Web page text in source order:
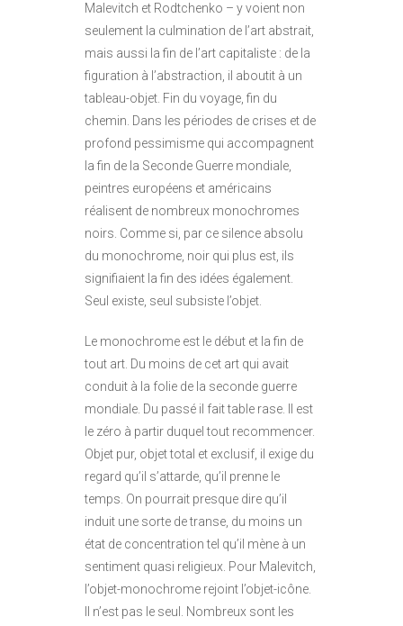
Malevitch et Rodtchenko – y voient non
seulement la culmination de l’art abstrait,
mais aussi la fin de l’art capitaliste : de la
figuration à l’abstraction, il aboutit à un
tableau-objet. Fin du voyage, fin du
chemin. Dans les périodes de crises et de
profond pessimisme qui accompagnent
la fin de la Seconde Guerre mondiale,
peintres européens et américains
réalisent de nombreux monochromes
noirs. Comme si, par ce silence absolu
du monochrome, noir qui plus est, ils
signifiaient la fin des idées également.
Seul existe, seul subsiste l’objet.
Le monochrome est le début et la fin de
tout art. Du moins de cet art qui avait
conduit à la folie de la seconde guerre
mondiale. Du passé il fait table rase. Il est
le zéro à partir duquel tout recommencer.
Objet pur, objet total et exclusif, il exige du
regard qu’il s’attarde, qu’il prenne le
temps. On pourrait presque dire qu’il
induit une sorte de transe, du moins un
état de concentration tel qu’il mène à un
sentiment quasi religieux. Pour Malevitch,
l’objet-monochrome rejoint l’objet-icône.
Il n’est pas le seul. Nombreux sont les